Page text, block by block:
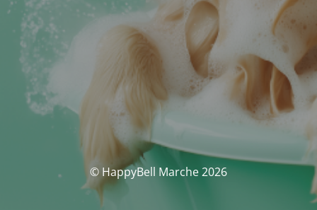
© HappyBell Marche 2026